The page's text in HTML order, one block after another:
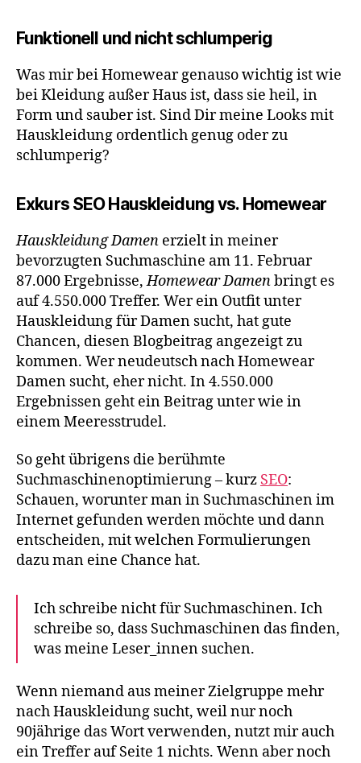
Funktionell und nicht schlumperig
Was mir bei Homewear genauso wichtig ist wie
bei Kleidung außer Haus ist, dass sie heil, in
Form und sauber ist. Sind Dir meine Looks mit
Hauskleidung ordentlich genug oder zu
schlumperig?
Exkurs SEO Hauskleidung vs. Homewear
Hauskleidung Damen erzielt in meiner
bevorzugten Suchmaschine am 11. Februar
87.000 Ergebnisse,Homewear Damenbringt es
auf 4.550.000 Treffer. Wer ein Outfit unter
Hauskleidung für Damen sucht, hat gute
Chancen, diesen Blogbeitrag angezeigt zu
kommen. Wer neudeutsch nach Homewear
Damen sucht, eher nicht. In 4.550.000
Ergebnissen geht ein Beitrag unter wie in
einem Meeresstrudel.
So geht übrigens die berühmte
Suchmaschinenoptimierung – kurz SEO:
Schauen, worunter man in Suchmaschinen im
Internet gefunden werden möchte und dann
entscheiden, mit welchen Formulierungen
dazu man eine Chance hat.
Ich schreibe nicht für Suchmaschinen. Ich
schreibe so, dass Suchmaschinen das finden,
was meine Leser_innen suchen.
Wenn niemand aus meiner Zielgruppe mehr
nach Hauskleidung sucht, weil nur noch
90jährige das Wort verwenden, nutzt mir auch
ein Treffer auf Seite 1 nichts. Wenn aber noch